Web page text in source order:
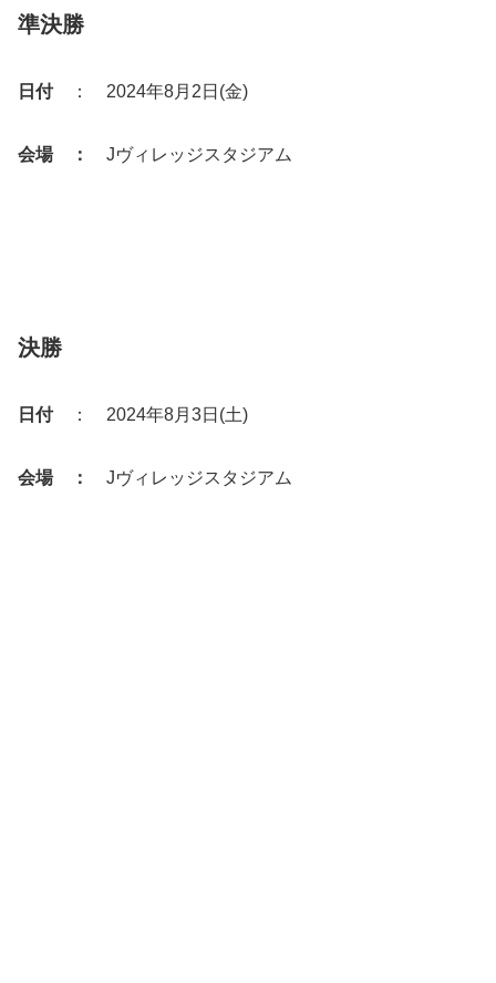
準決勝
日付： 2024年8月2日(金)
会場 ： Jヴィレッジスタジアム
決勝
日付： 2024年8月3日(土)
会場 ： Jヴィレッジスタジアム